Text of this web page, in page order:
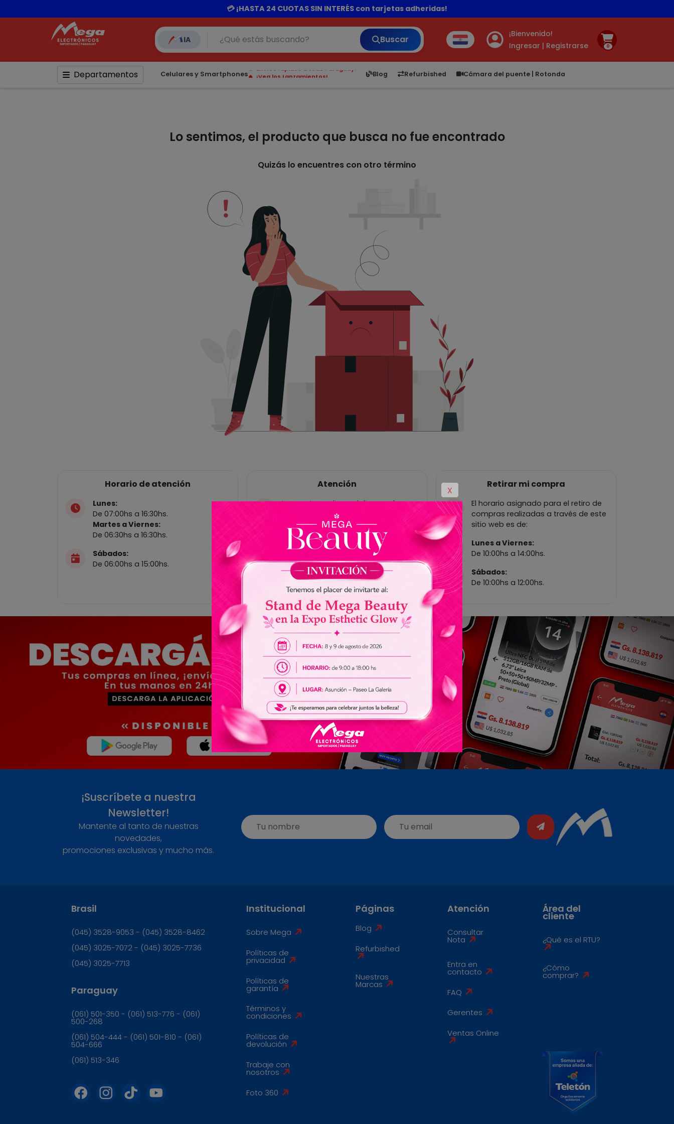
📦 Comprando por 300.000 o más el delivery te sale totalmente gratis ✨ 🚚
💳 ¡HASTA 24 CUOTAS SIN INTERÉS con tarjetas adheridas!
IA
Buscar
¡Bienvenido!
Ingresar | Registrarse
0
Departamentos Celulares y Smartphones
¡Vea los Lanzamientos!
Blog Refurbished Cámara del puente | Rotonda
6,050 5.21 1,900 1.00
Lo sentimos, el producto que busca no fue encontrado
Quizás lo encuentres con otro término
X
Horario de atención
Lunes:
De 07:00hs a 16:30hs.
Martes a Viernes:
De 06:30hs a 16:30hs.
Sábados:
De 06:00hs a 15:00hs.
Atención
Las ventas online y delivery solo
están habilitadas para Paraguay, no
tenemos cuentas bancárias en
Brasil.
No somos responsables por envios
de dinero a nuestros vendedores.
Retirar mi compra
El horario asignado para el retiro de
compras realizadas a través de este
sitio web es de:
Lunes a Viernes:
De 10:00hs a 14:00hs.
Sábados:
De 10:00hs a 12:00hs.
¡Suscríbete a nuestra
Newsletter!
Mantente al tanto de nuestras
novedades,
promociones exclusivas y mucho más.
Brasil
(045) 3528-9053 - (045) 3528-8462
(045) 3025-7072 - (045) 3025-7736
(045) 3025-7713
Paraguay
(061) 501-350 - (061) 513-776 - (061)
500-268
(061) 504-444 - (061) 501-810 - (061)
504-666
(061) 513-346
Institucional
Sobre Mega
Políticas de
privacidad
Políticas de
garantía
Términos y
condiciones
Políticas de
devolución
Trabaje con
nosotros
Foto 360
Páginas
Blog
Refurbished
Nuestras
Marcas
Atención
Consultar
Nota
Entra en
contacto
FAQ
Gerentes
Ventas Online
Área del
cliente
¿Qué es el RTU?
¿Cómo
comprar?